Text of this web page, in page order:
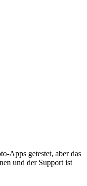
Apps getestet, aber das
und der Support ist